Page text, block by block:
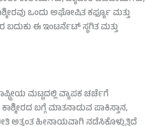
ಒಂದು ಅಘೋಷಿತ ಕರ್ಫ್ಯೂ ಮತ್ತು
ಈ ಇಂಟರ್ನೆಟ್ ಸ್ಥಗಿತ ಮತ್ತು
ಮಟ್ಟದಲ್ಲಿ ವ್ಯಾಪಕ ಚರ್ಚೆಗೆ
ಬಗ್ಗೆ ಮಾತನಾಡುವ ಪಾಕಿಸ್ತಾನ,
ಅತ್ಯಂತ ಹೀನಾಯವಾಗಿ ನಡೆಸಿಕೊಳ್ಳುತ್ತಿದೆ